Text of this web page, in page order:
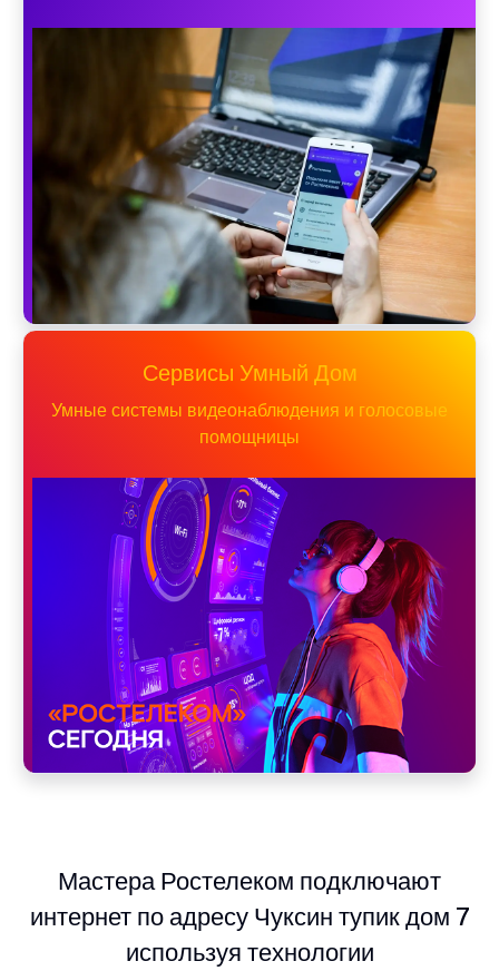
Сервисы Умный Дом
Умные системы видеонаблюдения и голосовые
помощницы
Мастера Ростелеком подключают
интернет по адресу Чуксин тупик дом 7
используя технологии